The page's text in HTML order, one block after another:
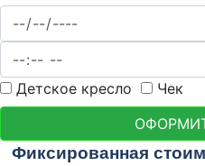
Детское кресло
Чек
Фиксированная